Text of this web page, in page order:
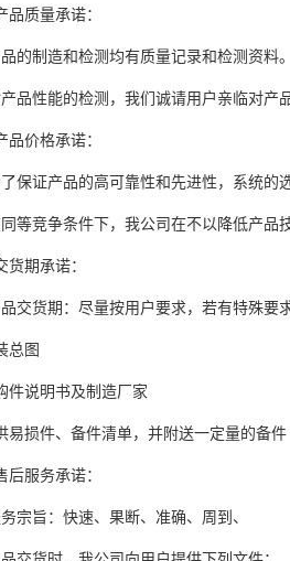
品质量承诺：
的制造和检测均有质量记录和检测资料。
品性能的检测，我们诚请用户亲临对产
品价格承诺：
保证产品的高可靠性和先进性，系统的
等竞争条件下，我公司在不以降低产品
货期承诺：
品交货期：尽量按用户要求，若有特殊
总图
件说明书及制造厂家
损件、备件清单，并附送一定量的备件
后服务承诺：
宗旨：快速、果断、准确、周到、